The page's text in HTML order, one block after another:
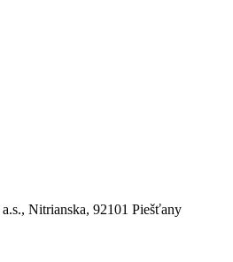
Nitrianska, 92101 Piešťany